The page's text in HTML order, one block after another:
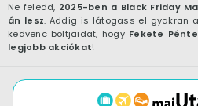
Ne feledd, 2025-ben a Black Friday
án lesz. Addig is látogass el gyakran
kedvenc boltjaidat, hogy Fekete
legjobb akciókat!